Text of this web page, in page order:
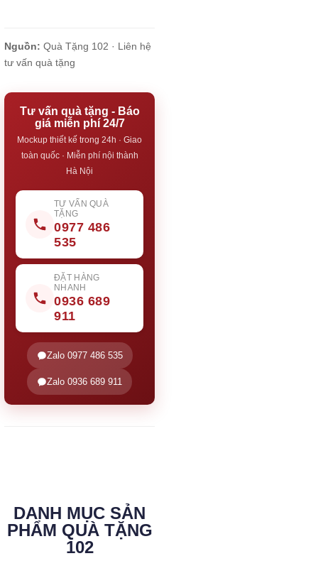
Nguồn: Quà Tặng 102 · Liên hệ
tư vấn quà tặng
Tư vấn quà tặng - Báo
giá miễn phí 24/7
Mockup thiết kế trong 24h · Giao
toàn quốc · Miễn phí nội thành
Hà Nội
TƯ VẤN QUÀ
TẶNG
0977 486
535
ĐẶT HÀNG
NHANH
0936 689
911
Zalo 0977 486 535
Zalo 0936 689 911
DANH MỤC SẢN
PHẨM QUÀ TẶNG
102